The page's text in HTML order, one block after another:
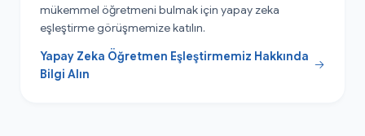
mükemmel öğretmeni bulmak için yapay zeka
eşleştirme görüşmemize katılın.
Yapay Zeka Öğretmen Eşleştirmemiz Hakkında
Bilgi Alın